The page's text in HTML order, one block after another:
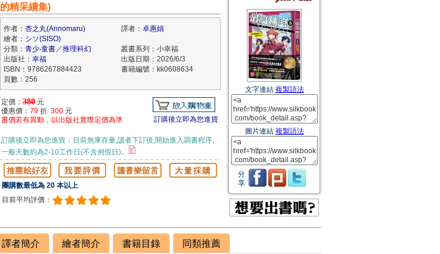
的精采續集)
作者： 杏之丸(Annomaru) 譯者： 卓惠娟
繪者： シソ(SISO)
分類： 青少‧童書／推理科幻
叢書系列：小幸福
出版社： 幸福
出版日期：2026/6/3
ISBN：9786267884423
書籍編號：kk0608634
頁數：256
定價： 380 元
優惠價： 79 折 300 元
書價若有異動，以出版社實際定價為準
訂購後立即為您進貨
訂購後立即為您進貨：目前無庫存量,讀者下訂後,開始進入調書程序,
一般天數約為2-10工作日(不含例假日)。
團購數最低為 20 本以上
目前平均評價：
文字連結 複製語法
圖片連結 複製語法
分
享
譯者簡介 繪者簡介 書籍目錄 同類推薦